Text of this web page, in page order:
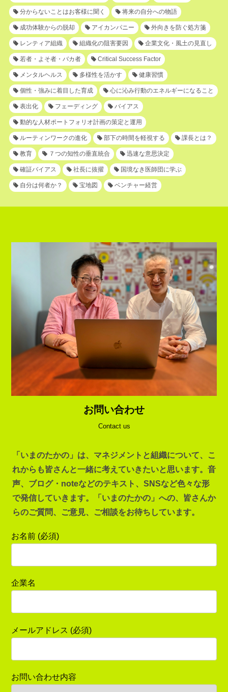
分からないことはお客様に聞く 将来の自分への物語
成功体験からの脱却 アイカンパニー 外向きを防ぐ処方箋
レンティア組織 組織化の阻害要因 企業文化・風土の見直し
若者・よそ者・バカ者 Critical Success Factor
メンタルヘルス 多様性を活かす 健康習慣
個性・強みに着目した育成 心に沁み行動のエネルギーになること
表出化 フェーディング バイアス
動的な人材ポートフォリオ計画の策定と運用
ルーティンワークの進化 部下の時間を軽視する 課長とは？
教育 ７つの知性の垂直統合 迅速な意思決定
確証バイアス 社長に抜擢 国境なき医師団に学ぶ
自分は何者か？ 宝地図 ベンチャー経営
お問い合わせ
Contact us
「いまのたかの」は、マネジメントと組織について、こ
れからも皆さんと一緒に考えていきたいと思います。音
声、ブログ・noteなどのテキスト、SNSなど色々な形
で発信していきます。「いまのたかの」への、皆さんか
らのご質問、ご意見、ご相談をお待ちしています。
お名前 (必須)
企業名
メールアドレス (必須)
お問い合わせ内容